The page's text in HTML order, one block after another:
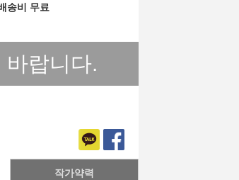
송비 무료
바랍니다.
작가약력